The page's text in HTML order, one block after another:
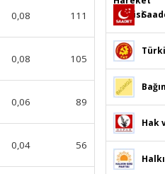
0,08 111
0,08 105
0,06 89
0,04 56
Hak